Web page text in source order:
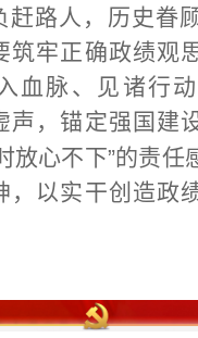
赶路人，历史眷
筑牢正确政绩观
血脉、见诸行
声，锚定强国建
放心不下”的责任
，以实干创造政